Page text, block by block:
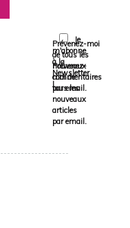
Je
m'abonne
à la
Newsletter
!
Prévenez-moi
de tous les
nouveaux
commentaires
par email.
Prévenez-
moi de
tous les
nouveaux
articles
par email.